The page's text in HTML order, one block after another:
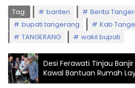
Tag: banten
Berita
bupati tangerang
Kab
TANGERANG
wakil bupati
Desi Ferawati Tinjau
Kawal Bantuan Rumah
Warga Terdampak